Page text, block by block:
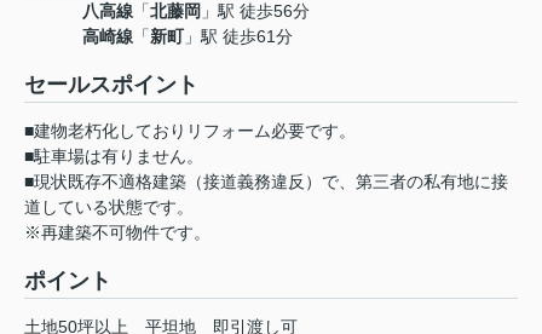
八高線 「北藤岡 」駅 徒歩56分
高崎線 「新町」駅 徒歩61分
セールスポイント
■建物老朽化しておりリフォーム必要です。
■駐車場は有りません。
■現状既存不適格建築（接道義務違反）で、第三者の私有地に接
道している状態です。
※再建築不可物件です。
ポイント
土地50坪以上 平坦地 即引渡し可